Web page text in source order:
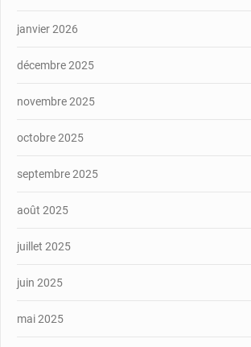
janvier 2026
décembre 2025
novembre 2025
octobre 2025
septembre 2025
août 2025
juillet 2025
juin 2025
mai 2025